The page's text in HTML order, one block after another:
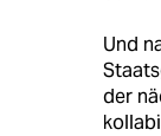
Und
der